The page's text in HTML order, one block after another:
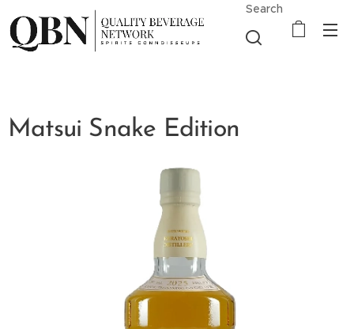
Search
Matsui Snake Edition